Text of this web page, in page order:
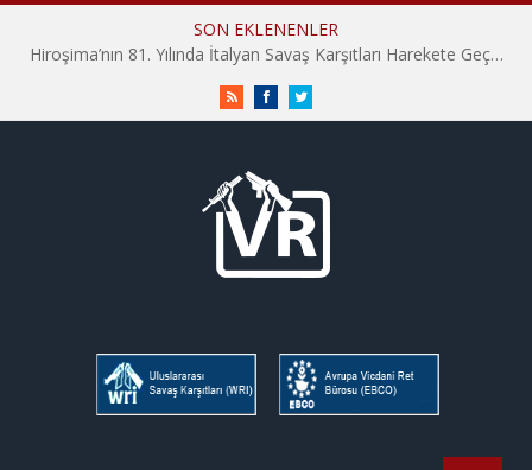
SON EKLENENLER
Hiroşima’nın 81. Yılında İtalyan Savaş Karşıtları Harekete Geçti: “Hatırlamak yeterli değil”
RSS FacebookTwitter